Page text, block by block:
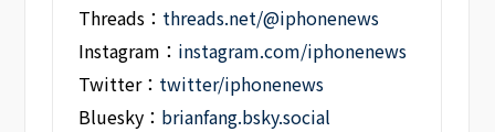
Threads： threads.net/@iphonenews
Instagram： instagram.com/iphonenews
Twitter： twitter/iphonenews
Bluesky： brianfang.bsky.social